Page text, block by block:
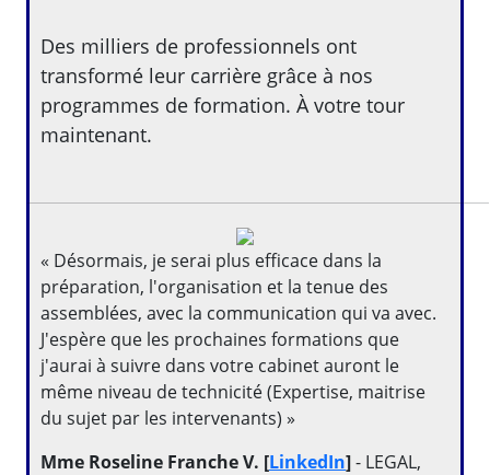
Des milliers de professionnels ont
transformé leur carrière grâce à nos
programmes de formation. À votre tour
maintenant.
« Désormais, je serai plus efficace dans la
préparation, l'organisation et la tenue des
assemblées, avec la communication qui va avec.
J'espère que les prochaines formations que
j'aurai à suivre dans votre cabinet auront le
même niveau de technicité (Expertise, maitrise
du sujet par les intervenants) »
Mme Roseline Franche V. [LinkedIn]- LEGAL,